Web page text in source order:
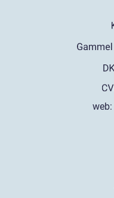
web: